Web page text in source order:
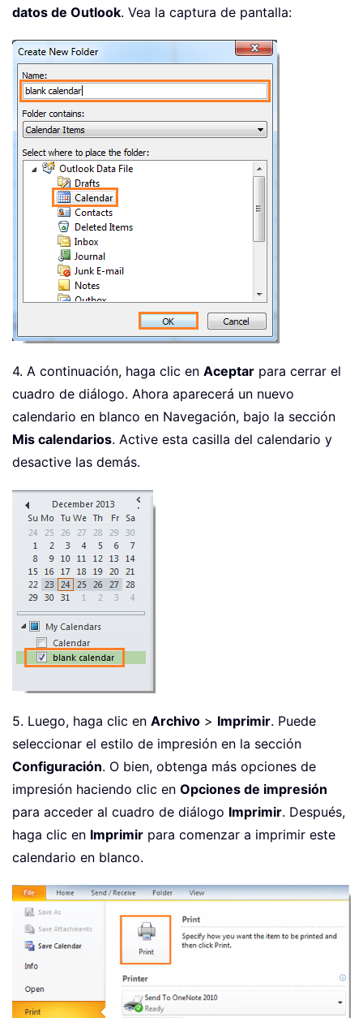
datos de Outlook. Vea la captura de pantalla:
4. A continuación, haga clic en Aceptar para cerrar el
cuadro de diálogo. Ahora aparecerá un nuevo
calendario en blanco en Navegación, bajo la sección
Mis calendarios. Active esta casilla del calendario y
desactive las demás.
5. Luego, haga clic en Archivo > Imprimir. Puede
seleccionar el estilo de impresión en la sección
Configuración. O bien, obtenga más opciones de
impresión haciendo clic en Opciones de impresión
para acceder al cuadro de diálogo Imprimir. Después,
haga clic en Imprimir para comenzar a imprimir este
calendario en blanco.